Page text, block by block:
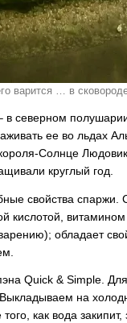
варится … в
в северном
ее во льдах
Солнце
круглый год.
свойства спаржи.
обладает
Quick & Simple.
на
как вода